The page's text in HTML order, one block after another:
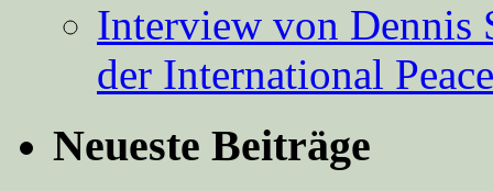
Interview von Dennis
der International
Neueste Beiträge